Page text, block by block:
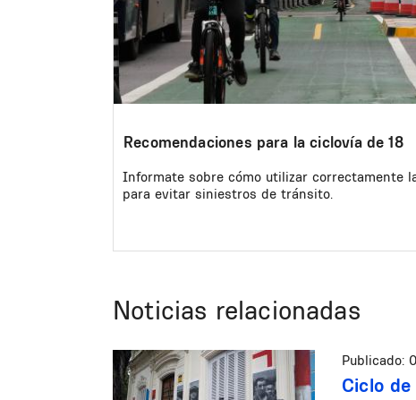
Recomendaciones para la ciclovía de 18
Informate sobre cómo utilizar correctamente
para evitar siniestros de tránsito.
Noticias relacionadas
Publicado:
Ciclo